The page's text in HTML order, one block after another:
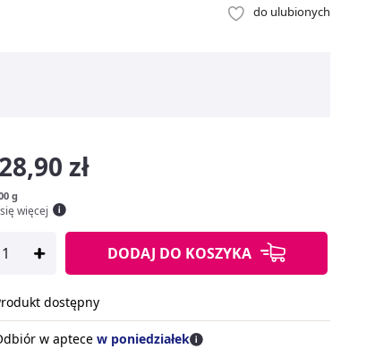
do ulubionych
28,90 zł
g
więcej
DODAJ DO KOSZYKA
dostępny
w aptece w poniedziałek